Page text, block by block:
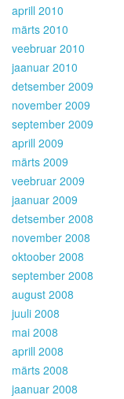
aprill 2010
märts 2010
veebruar 2010
jaanuar 2010
detsember 2009
november 2009
september 2009
aprill 2009
märts 2009
veebruar 2009
jaanuar 2009
detsember 2008
november 2008
oktoober 2008
september 2008
august 2008
juuli 2008
mai 2008
aprill 2008
märts 2008
jaanuar 2008